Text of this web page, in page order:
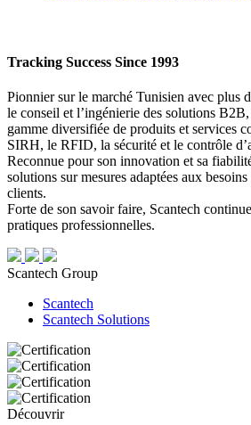
Tracking Success Since 1993
Pionnier sur le marché Tunisien avec plus
le conseil et l’ingénierie des solutions
gamme diversifiée de produits et services
SIRH, le RFID, la sécurité et le contrôle
Reconnue pour son innovation et sa
solutions sur mesures adaptées aux
clients.
Forte de son savoir faire, Scantech
pratiques professionnelles.
Scantech Group
Scantech
Scantech Solutions
Découvrir